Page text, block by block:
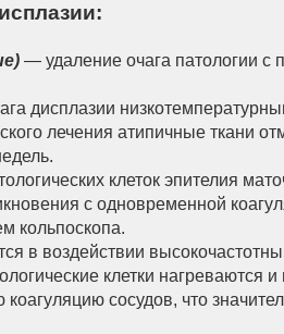
— удаление очага патологии с
дисплазии
лечения атипичные ткани
клеток эпителия
с одновременной
кольпоскопа.
в воздействии
клетки нагреваются
сосудов, что